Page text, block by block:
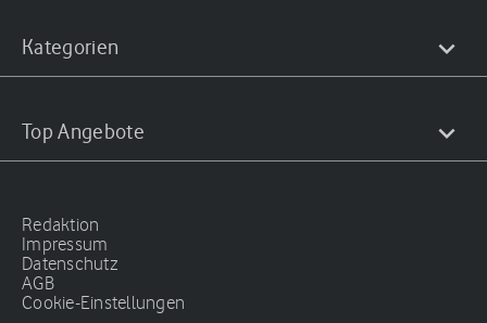
Kategorien
Top Angebote
Redaktion
Impressum
Datenschutz
AGB
Cookie-Einstellungen